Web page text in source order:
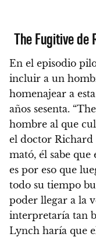
The Fugitive de
En el episodio
incluir a un
homenajear a
años sesenta.
hombre al que
el doctor Richard
mató, él sabe
es por eso que
todo su tiempo
poder llegar a la
interpretaría tan
Lynch haría que